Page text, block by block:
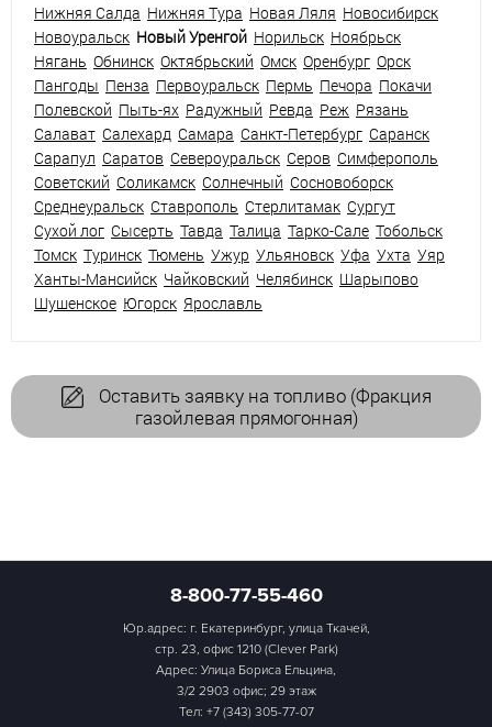
Нижняя Салда Нижняя Тура Новая Ляля Новосибирск
Новоуральск Новый Уренгой Норильск Ноябрьск
Нягань Обнинск Октябрьский Омск Оренбург Орск
Пангоды Пенза Первоуральск Пермь Печора Покачи
Полевской Пыть-ях Радужный Ревда Реж Рязань
Салават Салехард Самара Санкт-Петербург Саранск
Сарапул Саратов Североуральск Серов Симферополь
Советский Соликамск Солнечный Сосновоборск
Среднеуральск Ставрополь Стерлитамак Сургут
Сухой лог Сысерть Тавда Талица Тарко-Сале Тобольск
Томск Туринск Тюмень Ужур Ульяновск Уфа Ухта Уяр
Ханты-Мансийск Чайковский Челябинск Шарыпово
Шушенское Югорск Ярославль
Оставить заявку на топливо (Фракция
газойлевая прямогонная)
8-800-77-55-460
Юр.адрес: г. Екатеринбург, улица Ткачей,
стр. 23, офис 1210 (Clever Park)
Адрес: Улица Бориса Ельцина,
3/2 2903 офис; 29 этаж
Тел: +7 (343) 305-77-07